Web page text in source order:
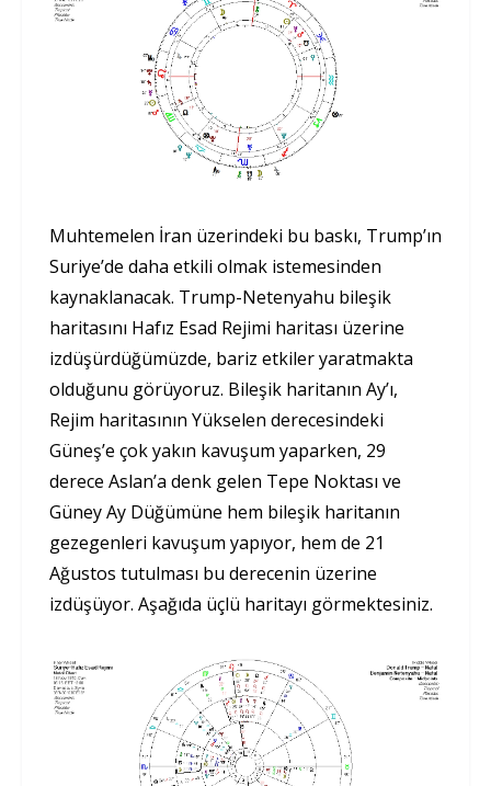
Muhtemelen İran üzerindeki bu baskı, Trump’ın
Suriye’de daha etkili olmak istemesinden
kaynaklanacak. Trump-Netenyahu bileşik
haritasını Hafız Esad Rejimi haritası üzerine
izdüşürdüğümüzde, bariz etkiler yaratmakta
olduğunu görüyoruz. Bileşik haritanın Ay’ı,
Rejim haritasının Yükselen derecesindeki
Güneş’e çok yakın kavuşum yaparken, 29
derece Aslan’a denk gelen Tepe Noktası ve
Güney Ay Düğümüne hem bileşik haritanın
gezegenleri kavuşum yapıyor, hem de 21
Ağustos tutulması bu derecenin üzerine
izdüşüyor. Aşağıda üçlü haritayı görmektesiniz.